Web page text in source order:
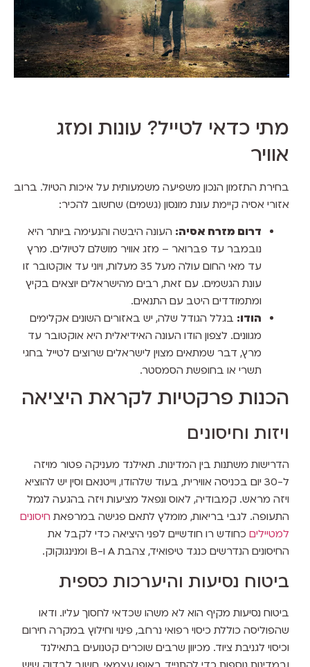
מתי כדאי לטייל? עונות ומזג
אוויר
בחירת התזמון הנכון משפיעה משמעותית על איכות הטיול. ברוב
אזורי אסיה קיימת עונת מונסון (גשמים) שחשוב להכיר:
דרום מזרח אסיה:העונה היבשה והנעימה ביותר היא
נובמבר עד פברואר – מזג אוויר מושלם לטיולים. מרץ
עד מאי החום עולה מעל 35 מעלות, ויוני עד אוקטובר זו
עונת הגשמים. עם זאת, רבים מהישראלים יוצאים בקיץ
ומתמודדים היטב עם התנאים.
הודו:בגלל הגודל שלה, יש באזורים השונים אקלימים
מגוונים. לצפון הודו העונה האידיאלית היא אוקטובר עד
מרץ, דבר שמתאים מצוין לישראלים שרוצים לטייל בחגי
תשרי או בחופשת הסמסטר.
הכנות פרקטיות לקראת היציאה
ויזות וחיסונים
הדרישות משתנות בין המדינות. תאילנד מעניקה פטור מויזה
ל-30 יום בכניסה אווירית, בעוד שלהודו, וייטנאם וסין יש להוציא
ויזה מראש. קמבודיה, לאוס ונפאל מציעות ויזה בהגעה לנמל
התעופה. לגבי בריאות, מומלץ לתאם פגישה במרפאתחיסונים
למטייליםכחודש רו חודשיים לפני היציאה כדי לקבל את
החיסונים הנדרשים כנגד טיפואיד, צהבת A ו-B ומנינגוקוק.
ביטוח נסיעות והיערכות כספית
ביטוח נסיעות מקיף הוא לא משהו שכדאי לחסוך עליו. ודאו
שהפוליסה כוללת כיסוי רפואי נרחב, פינוי וחילוץ במקרה חירום
וכיסוי לגניבת ציוד. מכיוון שרבים שוכרים קטנועים בתאילנד